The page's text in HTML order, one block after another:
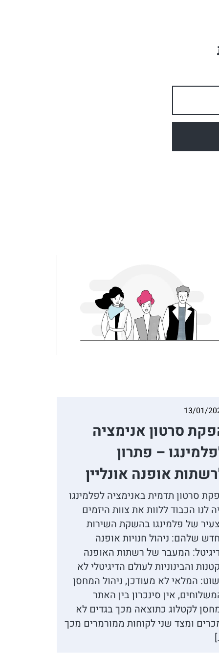
13/01/
סרטון אנימציה
– פתרון
אופנה אונליין
סרטון תדמית באנימציה לפלמינגו
לנו הכבוד ללוות את צוות היזמים
של פלמינגו בהשקת השירות
שלהם: ניהול חנויות אופנה
המעבר של רשתות האופנה
והבינוניות לעולם הדיגיטלי לא
המלאי לא מעודכן, ניהול המחסן
אין סינכרון בין האתר
לקטלוג כתוצאה מכך בגדים לא
ומצד שני לקוחות ממורמרים מכך